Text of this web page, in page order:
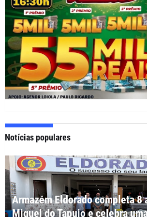
Notícias populares
Armazém Eldorado completa 8
Miguel do Tapuio e celebra